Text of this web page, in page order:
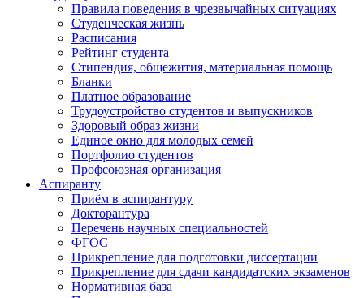
Правила поведения в чрезвычайных ситуациях
Студенческая жизнь
Расписания
Рейтинг студента
Стипендия, общежития, материальная помощь
Бланки
Платное образование
Трудоустройство студентов и выпускников
Здоровый образ жизни
Единое окно для молодых семей
Портфолио студентов
Профсоюзная организация
Аспиранту
Приём в аспирантуру
Докторантура
Перечень научных специальностей
ФГОС
Прикрепление для подготовки диссертации
Прикрепление для сдачи кандидатских экзаменов
Нормативная база